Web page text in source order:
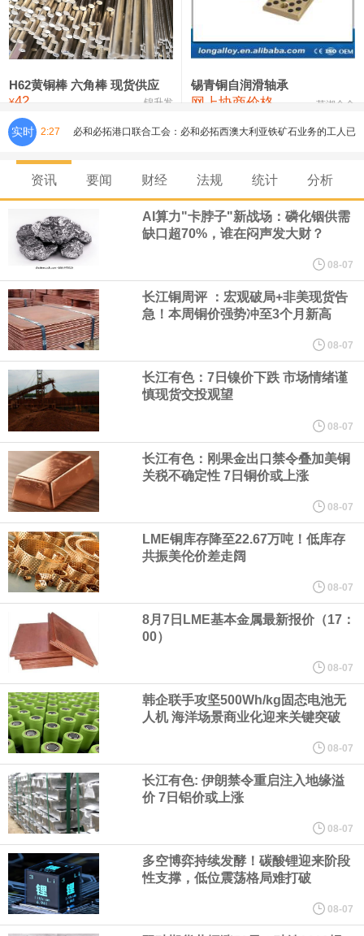
铸造铝合金锭(ZLD104) 24,300—24,500 24,400
压铸锌合金锭 26,500—26,700
氯化镍 38,300—40,300 39,300 0
H62黄铜棒 六角棒 现货供应
¥42 锦升发
锡青铜自润滑轴承
网上协商价格 芜湖合金
实时 2:27 必和必拓港口联合工会：必和必拓西澳大利亚铁矿石业务的工人已
通知，将于8月9日实施24小时停工。
8月7日，宇树科技董事长王兴兴网上路演时表示，报告期内，公司
研发费用金额分别为4,995.18万元、7,001.70万元、14,496.56万
元，最近3年复合增长率达70.36%，呈快速增长趋势，并形成多项
核心技术和知识产权。截至2026年1月31日，公司拥有262项专利权
（含境内发明专利20项）。
纽约期银日内涨4%，现报64.08美元/盎司。
宇树科技董事长、总经理兼首席技术官王兴兴在网上路演时表示，
经过多年研发创新和技术积累，公司逐步形成了包括一体化关节集
成技术、高紧凑度机器人身体集成技术、机器人激光雷达全自研核
心技术等多项已商业化应用的核心技术并已应用于公司的高性能通
用人形机器人、四足机器人等产品。
美国总统特朗普6日否认他对国防部长赫格塞思不满，称对赫格塞思
所做的工作“非常满意”。特朗普在社交媒体上发帖称，一些媒体有关
他与赫格塞思就弹药短缺问题发生冲突的报道是“完全没有根据的谣
言”，他对赫格塞思所做的工作“非常满意”。
纽约期银突破64美元/盎司，日内涨3.91%。
据报道，威刚近日在法说会上表示，在需求增加、价格走高及货源
稳定的三大有利因素带动下，预期第3季度营运将优于第2季度，并
资讯 要闻 财经 法规 统计 分析
AI算力"卡脖子"新战场：磷化铟供需
缺口超70%，谁在闷声发大财？
08-07
长江铜周评 ：宏观破局+非美现货告
急！本周铜价强势冲至3个月新高
08-07
长江有色：7日镍价下跌 市场情绪谨
慎现货交投观望
08-07
长江有色：刚果金出口禁令叠加美铜
关税不确定性 7日铜价或上涨
08-07
LME铜库存降至22.67万吨！低库存
共振美伦价差走阔
08-07
8月7日LME基本金属最新报价（17：
00）
08-07
韩企联手攻坚500Wh/kg固态电池无
人机 海洋场景商业化迎来关键突破
08-07
长江有色: 伊朗禁令重启注入地缘溢
价 7日铝价或上涨
08-07
多空博弈持续发酵！碳酸锂迎来阶段
性支撑，低位震荡格局难打破
08-07